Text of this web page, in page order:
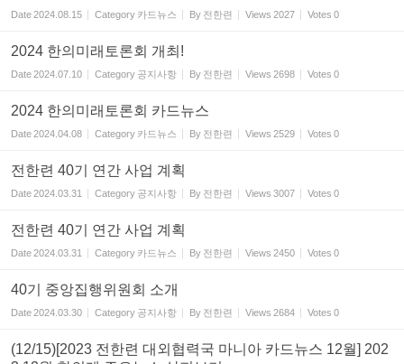
Date2024.08.15 Category 카드뉴스 By 전한련 Views 2027 Votes 0
2024 한의미래토론회 개최!
Date2024.07.10 Category 공지사항 By 전한련 Views 2698 Votes 0
2024 한의미래토론회 카드뉴스
Date2024.04.08 Category 카드뉴스 By 전한련 Views 2529 Votes 0
전한련 40기 연간 사업 계획
Date2024.03.31 Category 공지사항 By 전한련 Views 3007 Votes 0
전한련 40기 연간 사업 계획
Date2024.03.31 Category 카드뉴스 By 전한련 Views 2450 Votes 0
40기 중앙집행위원회 소개
Date2024.03.30 Category 공지사항 By 전한련 Views 2684 Votes 0
(12/15)[2023 전한련 대외협력국 마니아 카드뉴스 12월] 202